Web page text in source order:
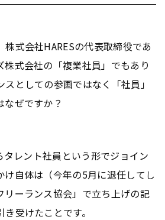
株式会社HARESの代表取締役であ
株式会社の「複業社員」でもあり
としての参画ではなく「社員」
なぜですか？
レント社員という形でジョイン
け自体は（今年の5月に退任してし
リーランス協会」で立ち上げの記
受けたことです。